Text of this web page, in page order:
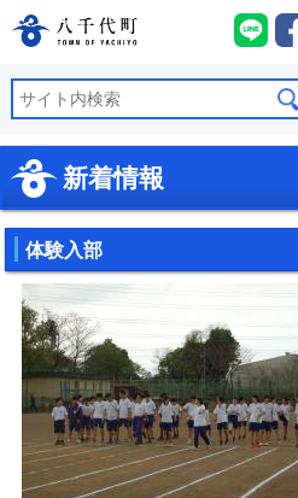
八千代町公式ホー八
新着情報
体験入部